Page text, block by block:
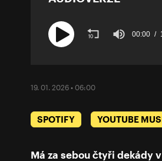
00:00
19. 01. 2026 • 06:00
SPOTIFY YOUTUBE
Má za sebou čtyři dekády